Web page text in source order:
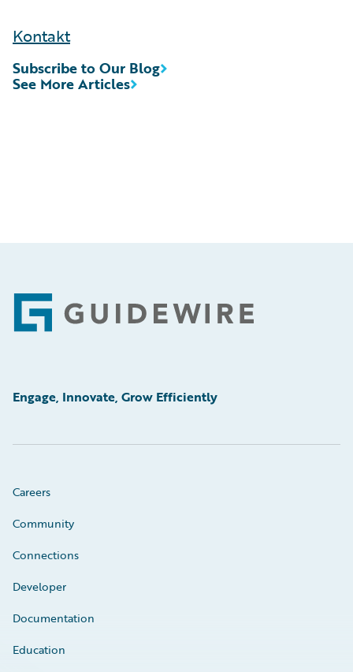
Kontakt
See More Articles
Subscribe to Our Blog
Footer
Engage, Innovate, Grow Efficiently
Careers
Community
Connections
Developer
Documentation
Education